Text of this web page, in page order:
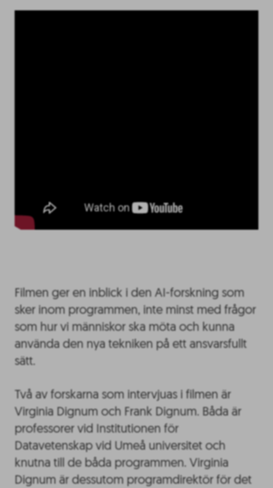
Filmen ger en inblick i den AI-forskning som
sker inom programmen, inte minst med frågor
som hur vi människor ska möta och kunna
använda den nya tekniken på ett ansvarsfullt
sätt.
Två av forskarna som intervjuas i filmen är
Virginia Dignum och Frank Dignum. Båda är
professorer vid Institutionen för
Datavetenskap vid Umeå universitet och
knutna till de båda programmen. Virginia
Dignum är dessutom programdirektör för det